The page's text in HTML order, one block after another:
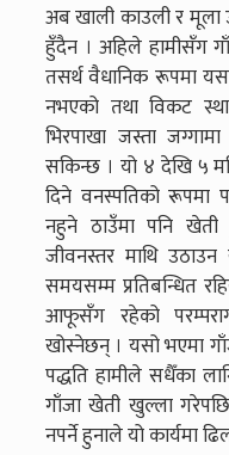
अब खाली काउली र मूला
हुँदैन । अहिले हामीसँग
तसर्थ वैधानिक रूपमा
नभएको तथा विकट
भिरपाखा जस्ता
सकिन्छ । यो ४ देखि ५
दिने वनस्पतिको रूपमा
नहुने ठाउँमा पनि खेती
जीवनस्तर माथि
समयसम्म प्रतिबन्धित
आफूसँग रहेको
खोस्नेछन् । यसो भएमा
पद्धति हामीले सधैँका
गाँजा खेती खुल्ला
नपर्ने हुनाले यो कार्यमा